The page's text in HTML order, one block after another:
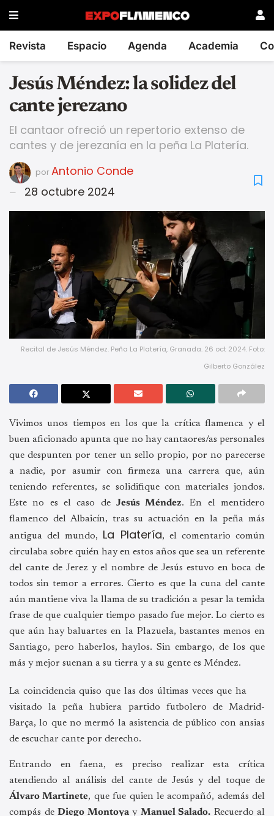
Revista Espacio Agenda Academia
Jesús Méndez: la solidez del
cante jerezano
El cantaor ofreció un repertorio extenso de
cantes y de jerezanía en la peña La Platería.
porAntonio Conde
28 octubre 2024
Recital de Jesús Méndez. Peña La Platería, Granada. 26 oct 2024. Foto:
Gilberto González
Vivimos unos tiempos en los que la crítica flamenca y el
buen aficionado apunta que no hay cantaores/as personales
que despunten por tener un sello propio, por no parecerse
a nadie, por asumir con firmeza una carrera que, aún
teniendo referentes, se solidifique con materiales jondos.
Este no es el caso de Jesús Méndez. En el mentidero
flamenco del Albaicín, tras su actuación en la peña más
antigua del mundo, La Platería, el comentario común
circulaba sobre quién hay en estos años que sea un referente
del cante de Jerez y el nombre de Jesús estuvo en boca de
todos sin temor a errores. Cierto es que la cuna del cante
aún mantiene viva la llama de su tradición a pesar la temida
frase de que cualquier tiempo pasado fue mejor. Lo cierto es
que aún hay baluartes en la Plazuela, bastantes menos en
Santiago, pero haberlos, haylos. Sin embargo, de los que
más y mejor suenan a su tierra y a su gente es Méndez.
La coincidencia quiso que las dos últimas veces que ha
visitado la peña hubiera partido futbolero de Madrid-
Barça, lo que no mermó la asistencia de público con ansias
de escuchar cante por derecho.
Entrando en faena, es preciso realizar esta crítica
atendiendo al análisis del cante de Jesús y del toque de
Álvaro Martinete, que fue quien le acompañó, además del
compás de Diego Montoyay Manuel Salado. Recuerdo al